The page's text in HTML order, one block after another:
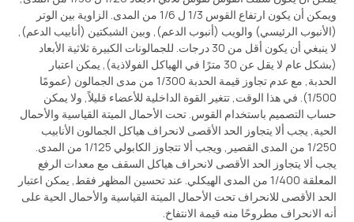
ويمكن أن يكون ارتفاع القوس 1/3 ل 1/6 من المدى. الزاوية بين الوتر
(الأنبوب الرئيسي) والويب (أنبوب الدعم), وبين الشبكتين (أنابيب الدعم),
لا ينبغي أن يكون أقل من 30 درجات. للجمالونات الكبيرة ثلاثية الأبعاد
(بشكل عام لا يقل عن 30 مترًا في الهياكل الفولاذية), يمكن اعتبار
الحدبة, مع عدم تجاوز قيمة الحدبة 1/300 من مدى الجمالون (عمومًا
1/500). في هذا الوقت, تتغير القوة الداخلية للأعضاء قليلاً, ولا يمكن
حساب التصميم باستخدام القوس. تحت الأحمال الميتة القياسية والأحمال
الحية, يجب ألا يتجاوز الحد الأقصى لانحراف هياكل الجمالون الأنابيب
1/250 من المدى القصير, ويجب ألا تتجاوز الكابولي 1/125 من المدى.
يجب ألا يتجاوز الحد الأقصى لانحراف هياكل السقف مع معدات الرفع
المعلقة 1/400 من المدى الهيكلي. عند تحسين المظهر فقط, يمكن اعتبار
الحد الأقصى للانحراف تحت الأحمال الميتة القياسية والأحمال الحية على
أنه الانحراف مطروحًا منه قيمة الانتفاخ.